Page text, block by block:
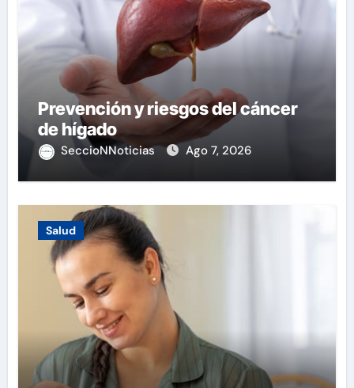
Prevención y riesgos del cáncer
de hígado
SeccioNNoticias Ago 7, 2026
Salud